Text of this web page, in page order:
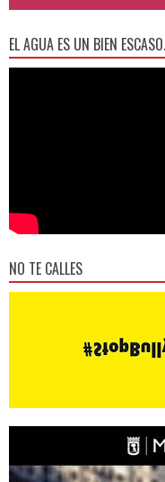
EL AGUA ES UN BIEN
NO TE CALLES